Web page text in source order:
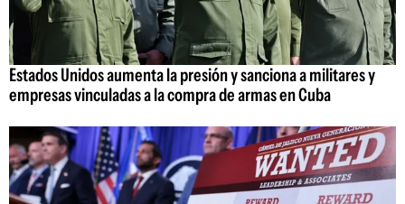
Estados Unidos aumenta la presión y sanciona a militares y
empresas vinculadas a la compra de armas en Cuba